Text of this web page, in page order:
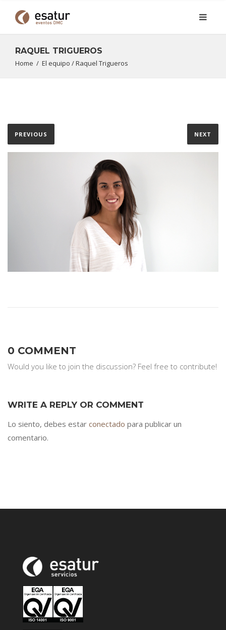
RAQUEL TRIGUEROS
Home / El equipo /Raquel Trigueros
PREVIOUS NEXT
0 COMMENT
Would you like to join the discussion? Feel free to contribute!
WRITE A REPLY OR COMMENT
Lo siento, debes estar conectado para publicar un
comentario.